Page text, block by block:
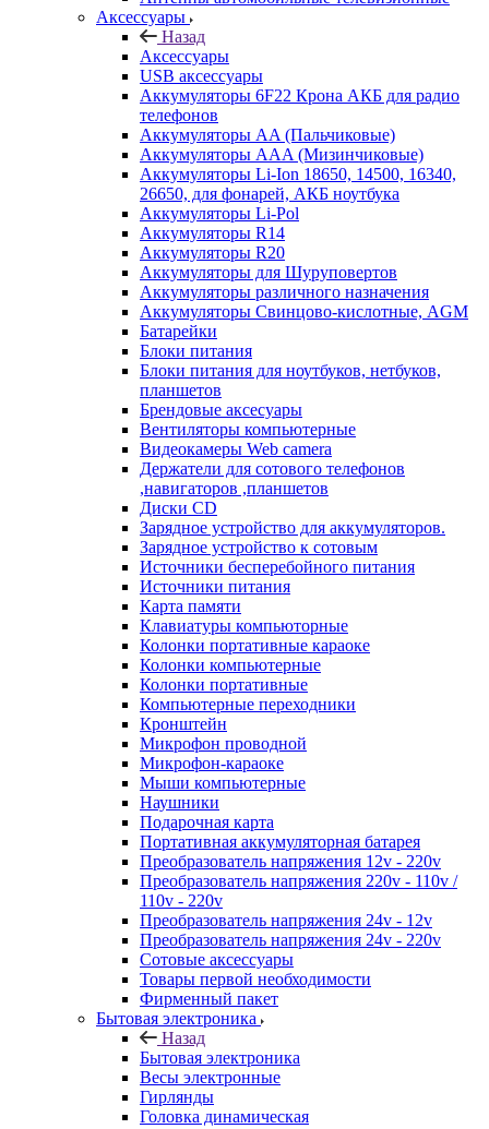
Аксессуары
Назад
Аксессуары
USB аксессуары
Аккумуляторы 6F22 Крона АКБ для радио
телефонов
Аккумуляторы AA (Пальчиковые)
Аккумуляторы AAA (Мизинчиковые)
Аккумуляторы Li-Ion 18650, 14500, 16340,
26650, для фонарей, АКБ ноутбука
Аккумуляторы Li-Pol
Аккумуляторы R14
Аккумуляторы R20
Аккумуляторы для Шуруповертов
Аккумуляторы различного назначения
Аккумуляторы Свинцово-кислотные, AGM
Батарейки
Блоки питания
Блоки питания для ноутбуков, нетбуков,
планшетов
Брендовые аксесуары
Вентиляторы компьютерные
Видеокамеры Web camera
Держатели для сотового телефонов
,навигаторов ,планшетов
Диски CD
Зарядное устройство для аккумуляторов.
Зарядное устройство к сотовым
Источники бесперебойного питания
Источники питания
Карта памяти
Клавиатуры компьюторные
Колонки портативные караоке
Колонки компьютерные
Колонки портативные
Компьютерные переходники
Кронштейн
Микрофон проводной
Микрофон-караоке
Мыши компьютерные
Наушники
Подарочная карта
Портативная аккумуляторная батарея
Преобразователь напряжения 12v - 220v
Преобразователь напряжения 220v - 110v /
110v - 220v
Преобразователь напряжения 24v - 12v
Преобразователь напряжения 24v - 220v
Сотовые аксессуары
Товары первой необходимости
Фирменный пакет
Бытовая электроника
Назад
Бытовая электроника
Весы электронные
Гирлянды
Головка динамическая